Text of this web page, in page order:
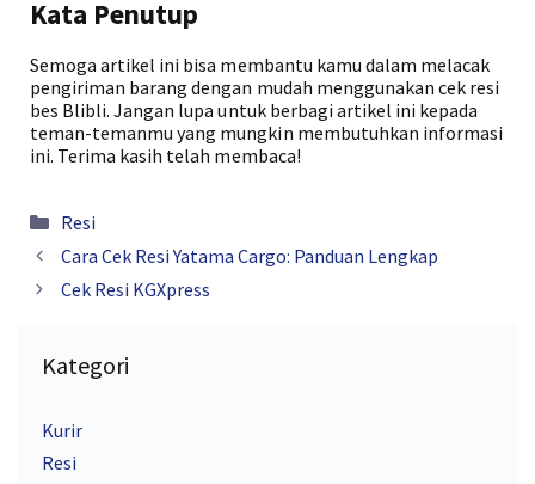
Kata Penutup
Semoga artikel ini bisa membantu kamu dalam melacak
pengiriman barang dengan mudah menggunakan cek resi
bes Blibli. Jangan lupa untuk berbagi artikel ini kepada
teman-temanmu yang mungkin membutuhkan informasi
ini. Terima kasih telah membaca!
Kategori
Resi
Cara Cek Resi Yatama Cargo: Panduan Lengkap
Cek Resi KGXpress
Kategori
Kurir
Resi